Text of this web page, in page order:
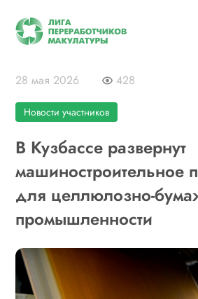
28 мая 2026 428
Новости участников
В Кузбассе развернут
машиностроительное
для целлюлозно-
промышленности